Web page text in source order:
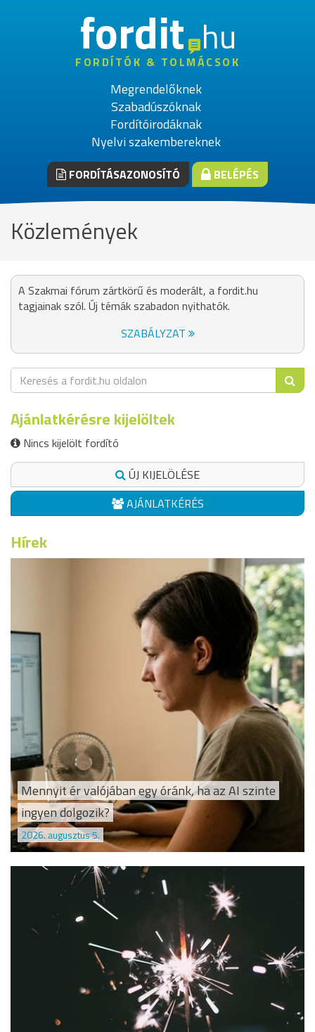
fordithu
FORDÍTÓK & TOLMÁCSOK
Megrendelőknek
Szabadúszóknak
Fordítóirodáknak
Nyelvi szakembereknek
FORDÍTÁSAZONOSÍTÓ BELÉPÉS
Közlemények
A Szakmai fórum zártkörű és moderált, a fordit.hu
tagjainak szól. Új témák szabadon nyithatók.
SZABÁLYZAT
Ajánlatkérésre kijelöltek
Nincs kijelölt fordító
ÚJ KIJELÖLÉSE
AJÁNLATKÉRÉS
Hírek
Mennyit ér valójában egy óránk, ha az AI szinte
ingyen dolgozik?
2026. augusztus 5.